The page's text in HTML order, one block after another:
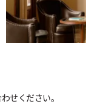
せください。